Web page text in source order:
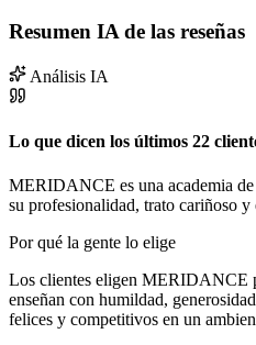
Resumen IA de las reseñas
Análisis IA
Lo que dicen los últimos 22
MERIDANCE es una academia
su profesionalidad, trato cariñoso
Por qué la gente lo elige
Los clientes eligen MERIDANCE
enseñan con humildad,
felices y competitivos en un